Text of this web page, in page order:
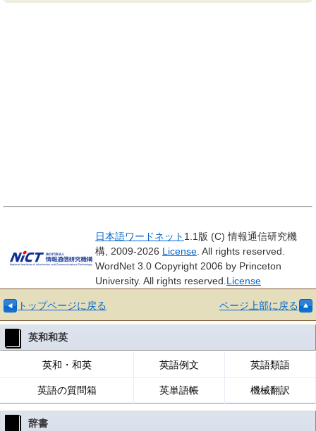
日本語ワードネット 1.1版 (C) 情報通信研究機
構, 2009-2026 License . All rights reserved.
WordNet 3.0 Copyright 2006 by Princeton
University. All rights reserved. License
トップページに戻る ページ上部に戻る
英和和英
英和・和英 英語例文 英語類語
英語の質問箱 英単語帳 機械翻訳
辞書